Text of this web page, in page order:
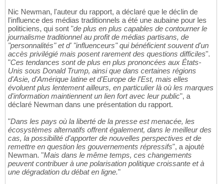
Nic Newman, l'auteur du rapport, a déclaré que le déclin de
l'influence des médias traditionnels a été une aubaine pour les
politiciens, qui sont "de plus en plus capables de contourner le
journalisme traditionnel au profit de médias partisans, de
"personnalités" et d' "influenceurs" qui bénéficient souvent d'un
accès privilégié mais posent rarement des questions difficiles".
"Ces tendances sont de plus en plus prononcées aux États-
Unis sous Donald Trump, ainsi que dans certaines régions
d'Asie, d'Amérique latine et d'Europe de l'Est, mais elles
évoluent plus lentement ailleurs, en particulier là où les marques
d'information maintiennent un lien fort avec leur public", a
déclaré Newman dans une présentation du rapport.
"Dans les pays où la liberté de la presse est menacée, les
écosystèmes alternatifs offrent également, dans le meilleur des
cas, la possibilité d'apporter de nouvelles perspectives et de
remettre en question les gouvernements répressifs", a ajouté
Newman. "Mais dans le même temps, ces changements
peuvent contribuer à une polarisation politique croissante et à
une dégradation du débat en ligne."